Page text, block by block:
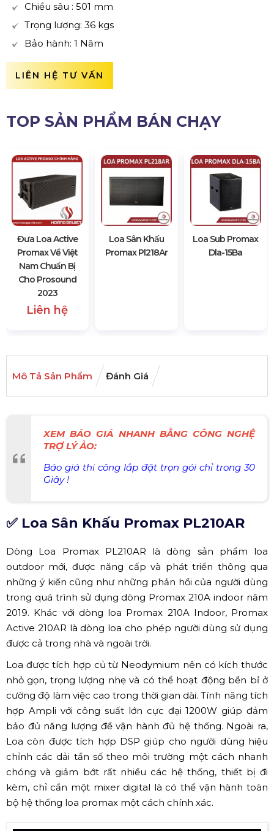
Chiều sâu : 501 mm
Trọng lượng: 36 kgs
Bảo hành: 1 Năm
LIÊN HỆ TƯ VẤN
TOP SẢN PHẨM BÁN CHẠY
Đưa Loa Active
Promax Về Việt
Nam Chuẩn Bị
Cho Prosound
2023
Liên hệ
Loa Sân Khấu
Promax Pl218Ar
Loa Sub Promax
Dla-15Ba
Mô Tả Sản Phẩm Đánh Giá
XEM BÁO GIÁ NHANH BẰNG CÔNG NGHỆ
TRỢ LÝ ẢO:
Báo giá thi công lắp đặt trọn gói chỉ trong 30
Giây !
✅ Loa Sân Khấu Promax PL210AR
Dòng Loa Promax PL210AR là dòng sản phẩm loa
outdoor mới, được năng cấp và phát triển thông qua
những ý kiến cũng như những phản hồi của người dùng
trong quá trình sử dụng dòng Promax 210A indoor năm
2019. Khác với dòng loa Promax 210A Indoor, Promax
Active 210AR là dòng loa cho phép người dùng sử dụng
được cả trong nhà và ngoài trời.
Loa được tích hợp củ từ Neodymium nên có kích thước
nhỏ gọn, trọng lượng nhẹ và có thể hoạt động bền bỉ ở
cường độ làm việc cao trong thời gian dài. Tính năng tích
hợp Ampli với công suất lớn cực đại 1200W giúp đảm
bảo đủ năng lượng để vận hành đủ hệ thống. Ngoài ra,
Loa còn được tích hợp DSP giúp cho người dùng hiệu
chỉnh các dải tần số theo môi trường một cách nhanh
chóng và giảm bớt rất nhiều các hệ thống, thiết bị đi
kèm, chỉ cần một mixer digital là có thể vận hành toàn
bộ hệ thống loa promax một cách chính xác.